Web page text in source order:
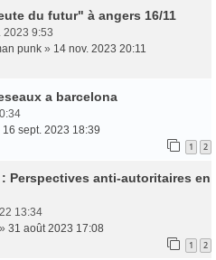
du futur" à angers 16/11
2023 9:53
punk » 14 nov. 2023 20:11
a barcelona
16 sept. 2023 18:39
1 2
Perspectives anti-autoritaires en
13:34
» 31 août 2023 17:08
1 2